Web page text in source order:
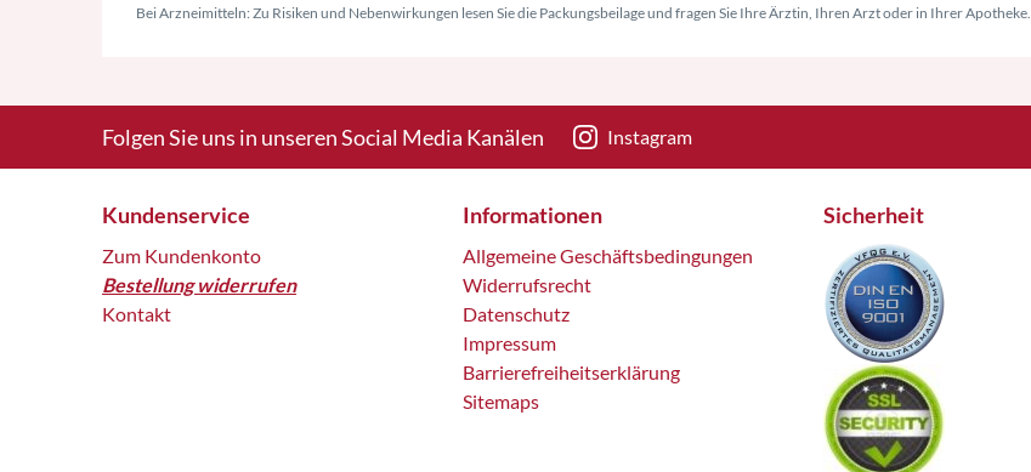
Bei Arzneimitteln: Zu Risiken und Nebenwirkungen lesen Sie die Packungsbeilage und fragen Sie Ihre Ärztin, Ihren Arzt oder in Ihrer Apotheke.
Folgen Sie uns in unseren Social Media Kanälen Instagram
Kundenservice
Zum Kundenkonto
Bestellung widerrufen
Kontakt
Informationen
Allgemeine Geschäftsbedingungen
Widerrufsrecht
Datenschutz
Impressum
Barrierefreiheitserklärung
Sitemaps
Sicherheit